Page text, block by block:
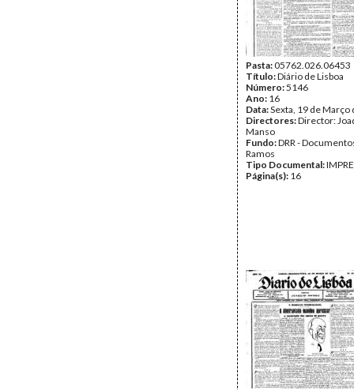
Pasta:05762.026.06453
Título:Diário de Lisboa
Número:5146
Ano: 16
Data:Sexta, 19 de Março
Directores:Director:
Manso
Fundo:DRR -
Ramos
Tipo Documental:
Página(s): 16